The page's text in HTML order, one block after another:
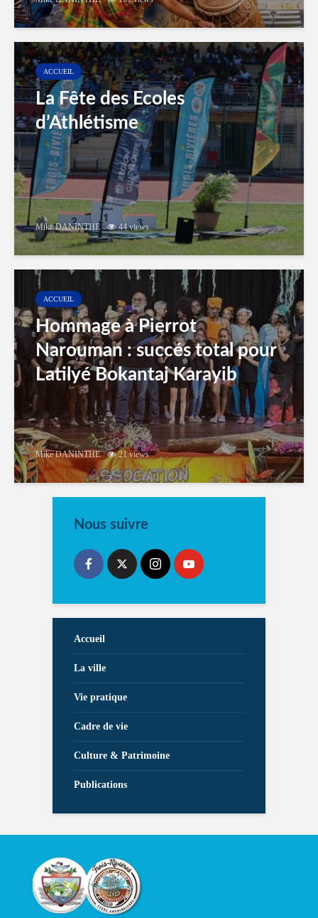
ACCUEIL
La Fête des Ecoles
d’Athlétisme
Mike DANINTHE 44 views
ACCUEIL
Hommage à Pierrot
Narouman : succés total pour
Latilyé Bokantaj Karayib
Mike DANINTHE 21 views
Nous suivre
Accueil
La ville
Vie pratique
Cadre de vie
Culture & Patrimoine
Publications